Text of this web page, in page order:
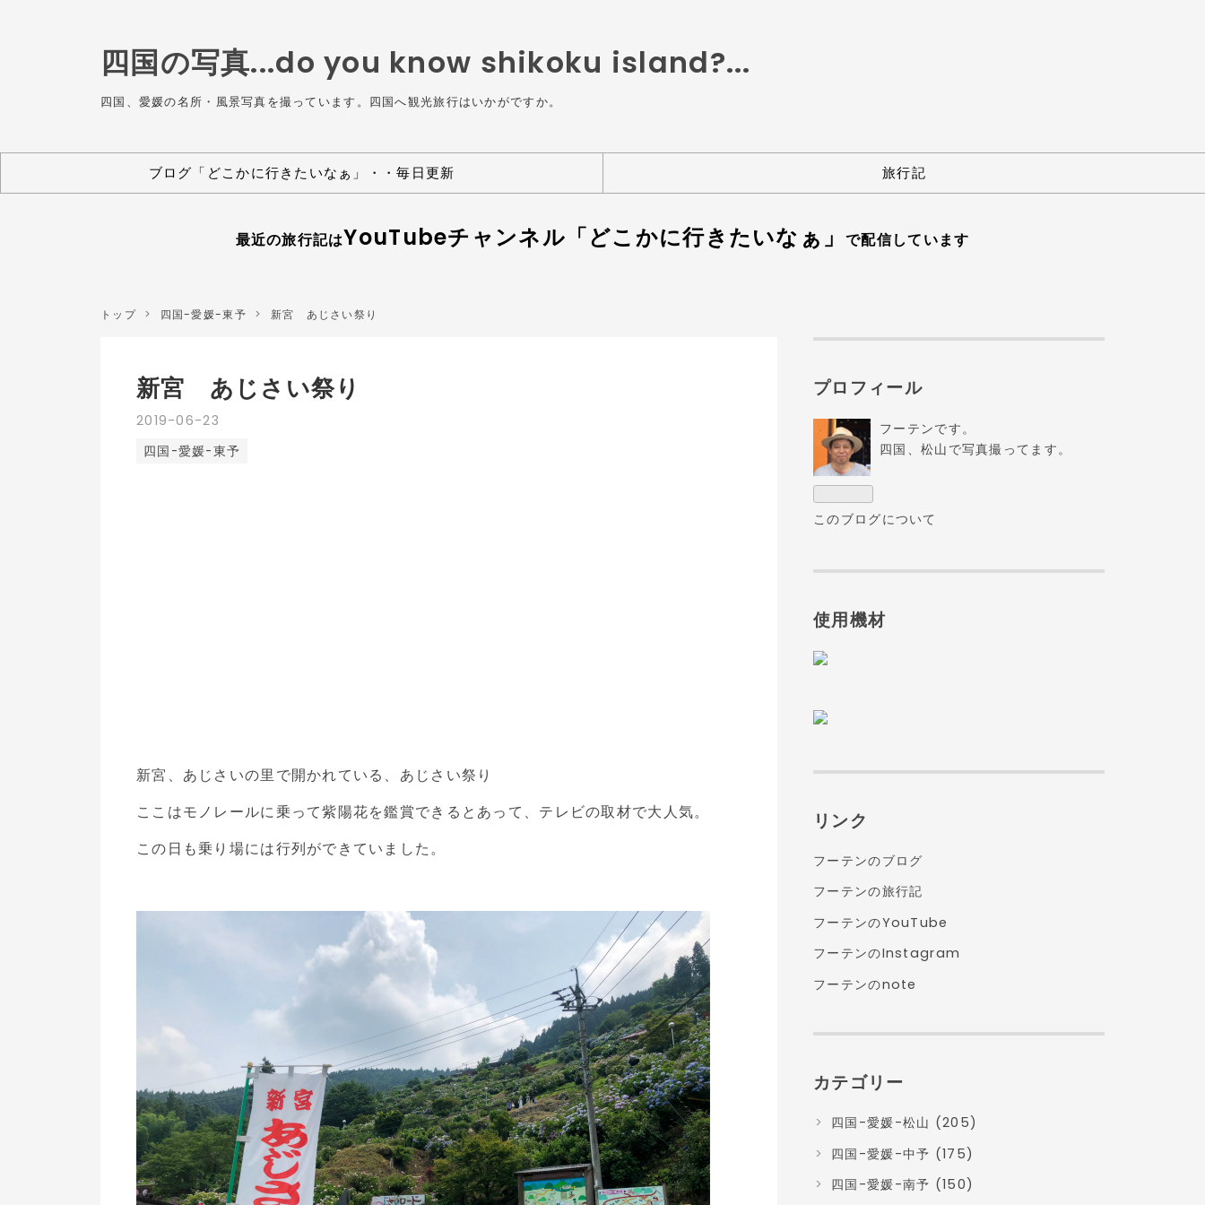
四国の写真...do you know shikoku island?...
四国、愛媛の名所・風景写真を撮っています。四国へ観光旅行はいかがですか。
ブログ「どこかに行きたいなぁ」・・毎日更新 旅行記
最近の旅行記はYouTubeチャンネル「どこかに行きたいなぁ」で配信しています
トップ > 四国-愛媛-東予 > 新宮 あじさい祭り
2019-06-23
新宮 あじさい祭り
四国-愛媛-東予
新宮、あじさいの里で開かれている、あじさい祭り
ここはモノレールに乗って紫陽花を鑑賞できるとあって、テレビの取材で大人気。
この日も乗り場には行列ができていました。
プロフィール
フーテンです。
四国、松山で写真撮ってます。
このブログについて
使用機材
リンク
フーテンのブログ
フーテンの旅行記
フーテンのYouTube
フーテンのInstagram
フーテンのnote
カテゴリー
四国-愛媛-松山 (205)
四国-愛媛-中予 (175)
四国-愛媛-南予 (150)